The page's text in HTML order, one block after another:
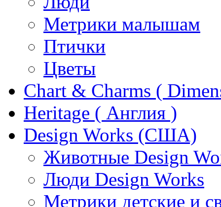
Метрики малышам
Птички
Цветы
Chart & Charms (
Heritage ( Англия )
Design Works (США)
Животные Design
Люди Design Works
Метрики детские и